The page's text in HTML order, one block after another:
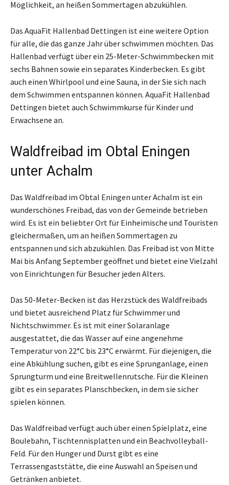
Möglichkeit, an heißen Sommertagen abzukühlen.
Das AquaFit Hallenbad Dettingen ist eine weitere Option
für alle, die das ganze Jahr über schwimmen möchten. Das
Hallenbad verfügt über ein 25-Meter-Schwimmbecken mit
sechs Bahnen sowie ein separates Kinderbecken. Es gibt
auch einen Whirlpool und eine Sauna, in der Sie sich nach
dem Schwimmen entspannen können. AquaFit Hallenbad
Dettingen bietet auch Schwimmkurse für Kinder und
Erwachsene an.
Waldfreibad im Obtal Eningen
unter Achalm
Das Waldfreibad im Obtal Eningen unter Achalm ist ein
wunderschönes Freibad, das von der Gemeinde betrieben
wird. Es ist ein beliebter Ort für Einheimische und Touristen
gleichermaßen, um an heißen Sommertagen zu
entspannen und sich abzukühlen. Das Freibad ist von Mitte
Mai bis Anfang September geöffnet und bietet eine Vielzahl
von Einrichtungen für Besucher jeden Alters.
Das 50-Meter-Becken ist das Herzstück des Waldfreibads
und bietet ausreichend Platz für Schwimmer und
Nichtschwimmer. Es ist mit einer Solaranlage
ausgestattet, die das Wasser auf eine angenehme
Temperatur von 22°C bis 23°C erwärmt. Für diejenigen, die
eine Abkühlung suchen, gibt es eine Sprunganlage, einen
Sprungturm und eine Breitwellenrutsche. Für die Kleinen
gibt es ein separates Planschbecken, in dem sie sicher
spielen können.
Das Waldfreibad verfügt auch über einen Spielplatz, eine
Boulebahn, Tischtennisplatten und ein Beachvolleyball-
Feld. Für den Hunger und Durst gibt es eine
Terrassengaststätte, die eine Auswahl an Speisen und
Getränken anbietet.